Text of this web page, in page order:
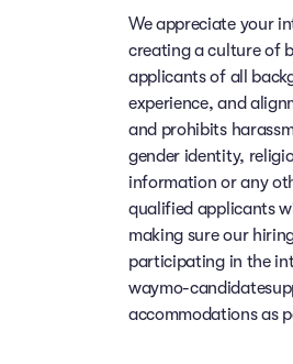
We appreciate your
creating a culture of
applicants of all
experience, and
and prohibits
gender identity,
information or any
qualified applicants
making sure our
participating in the
waymo-
accommodations as